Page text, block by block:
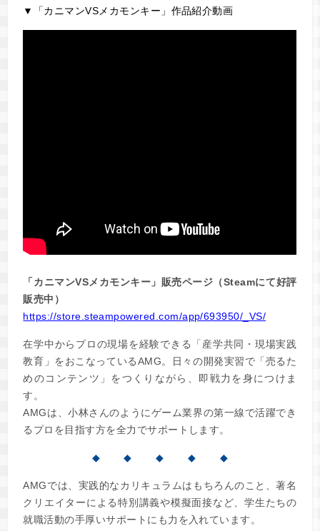
▼「カニマンVSメカモンキー」作品紹介動画
「カニマンVSメカモンキー」販売ページ（Steamにて好評
販売中）
https://store.steampowered.com/app/693950/_VS/
在学中からプロの現場を経験できる「産学共同・現場実践
教育」をおこなっているAMG。日々の開発実習で「売るた
めのコンテンツ」をつくりながら、即戦力を身につけま
す。
AMGは、小林さんのようにゲーム業界の第一線で活躍でき
るプロを目指す方を全力でサポートします。
◆ ◆ ◆ ◆ ◆
AMGでは、実践的なカリキュラムはもちろんのこと、著名
クリエイターによる特別講義や模擬面接など、学生たちの
就職活動の手厚いサポートにも力を入れています。